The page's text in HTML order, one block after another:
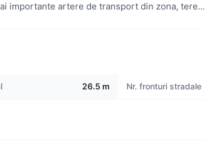
importante artere de transport din zona, tere...
26.5 m Nr. fronturi stradale